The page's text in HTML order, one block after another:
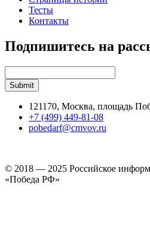
Тесты
Контакты
Подпишитесь на
121170, Москва, площадь
+7 (499) 449-81-08
pobedarf@cmvov.ru
© 2018 — 2025 Российское
«Победа РФ»